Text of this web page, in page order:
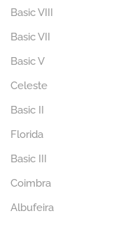
Basic VIII
Basic VII
Basic V
Celeste
Basic II
Florida
Basic III
Coimbra
Albufeira